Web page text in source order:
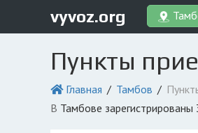
vyvoz.org
Пункты
Главная Тамбов
в Тамбове